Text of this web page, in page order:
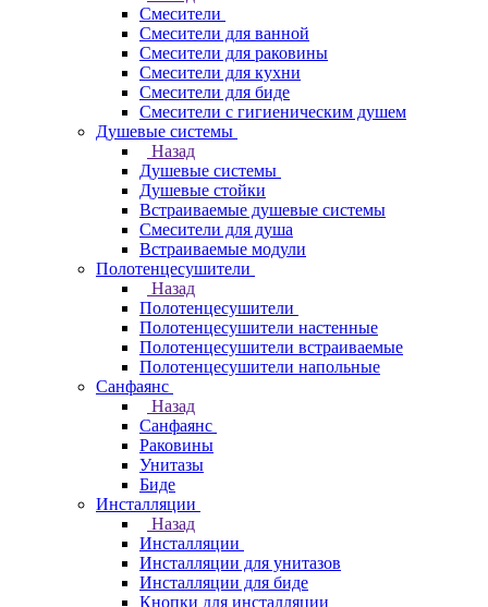
Смесители
Смесители для ванной
Смесители для раковины
Смесители для кухни
Смесители для биде
Смесители с гигиеническим душем
Душевые системы
Назад
Душевые системы
Душевые стойки
Встраиваемые душевые системы
Смесители для душа
Встраиваемые модули
Полотенцесушители
Назад
Полотенцесушители
Полотенцесушители настенные
Полотенцесушители встраиваемые
Полотенцесушители напольные
Санфаянс
Назад
Санфаянс
Раковины
Унитазы
Биде
Инсталляции
Назад
Инсталляции
Инсталляции для унитазов
Инсталляции для биде
Кнопки для инсталляции